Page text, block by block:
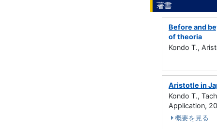
著書
Before and
of theoria
Kondo T.,
Aristotle in
Kondo T.,
Application,
概要を見る